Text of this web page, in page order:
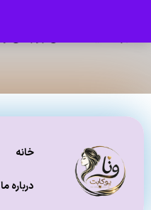
خانه
درباره ما